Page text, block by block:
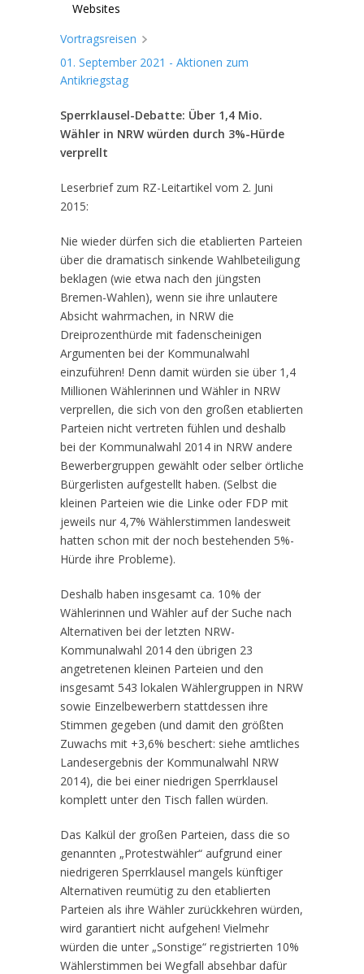
Websites
Vortragsreisen
01. September 2021 - Aktionen zum
Antikriegstag
Sperrklausel-Debatte: Über 1,4 Mio.
Wähler in NRW würden durch 3%-Hürde
verprellt
Leserbrief zum RZ-Leitartikel vom 2. Juni
2015:
Nie wieder dürfen sich die etablierten Parteien
über die dramatisch sinkende Wahlbeteiligung
beklagen (wie etwa nach den jüngsten
Bremen-Wahlen), wenn sie ihre unlautere
Absicht wahrmachen, in NRW die
Dreiprozenthürde mit fadenscheinigen
Argumenten bei der Kommunalwahl
einzuführen! Denn damit würden sie über 1,4
Millionen Wählerinnen und Wähler in NRW
verprellen, die sich von den großen etablierten
Parteien nicht vertreten fühlen und deshalb
bei der Kommunalwahl 2014 in NRW andere
Bewerbergruppen gewählt oder selber örtliche
Bürgerlisten aufgestellt haben. (Selbst die
kleinen Parteien wie die Linke oder FDP mit
jeweils nur 4,7% Wählerstimmen landesweit
hatten schon mit der noch bestehenden 5%-
Hürde ihre Probleme).
Deshalb haben insgesamt ca. 10% der
Wählerinnen und Wähler auf der Suche nach
Alternativen bei der letzten NRW-
Kommunalwahl 2014 den übrigen 23
angetretenen kleinen Parteien und den
insgesamt 543 lokalen Wählergruppen in NRW
sowie Einzelbewerbern stattdessen ihre
Stimmen gegeben (und damit den größten
Zuwachs mit +3,6% beschert: siehe amtliches
Landesergebnis der Kommunalwahl NRW
2014), die bei einer niedrigen Sperrklausel
komplett unter den Tisch fallen würden.
Das Kalkül der großen Parteien, dass die so
genannten „Protestwähler“ aufgrund einer
niedrigeren Sperrklausel mangels künftiger
Alternativen reumütig zu den etablierten
Parteien als ihre Wähler zurückkehren würden,
wird garantiert nicht aufgehen! Vielmehr
würden die unter „Sonstige“ registrierten 10%
Wählerstimmen bei Wegfall absehbar dafür